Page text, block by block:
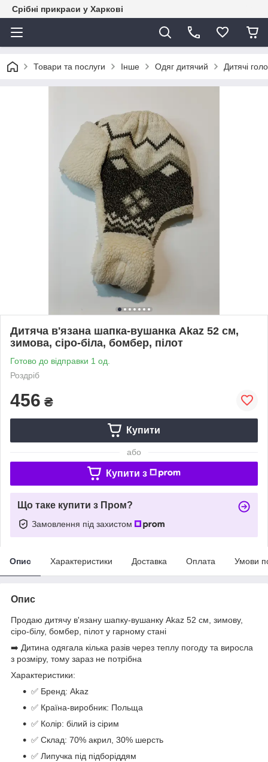
Срібні прикраси у Харкові
Товари та послуги Інше Одяг дитячий Дитячі
Дитяча в'язана шапка-вушанка Akaz 52 см,
зимова, сіро-біла, бомбер, пілот
Готово до відправки 1 од.
Роздріб
456 ₴
Купити
або
Купити з
Що таке купити з Пром?
Замовлення під захистом
Опис Характеристики Доставка Оплата Умови
Опис
Продаю дитячу в'язану шапку-вушанку Akaz 52 см, зимову,
сіро-білу, бомбер, пілот у гарному стані
➡️ Дитина одягала кілька разів через теплу погоду та виросла
з розміру, тому зараз не потрібна
Характеристики:
✅ Бренд: Akaz
✅ Країна-виробник: Польща
✅ Колір: білий із сірим
✅ Склад: 70% акрил, 30% шерсть
✅ Липучка під підборіддям